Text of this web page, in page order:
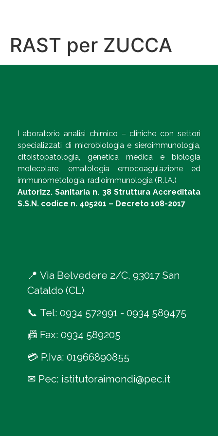
RAST per ZUCCA
Laboratorio analisi chimico – cliniche con settori
specializzati di microbiologia e sieroimmunologia,
citoistopatologia, genetica medica e biologia
molecolare, ematologia emocoagulazione ed
immunometologia, radioimmunologia (R.I.A.)
Autorizz. Sanitaria n. 38 Struttura Accreditata
S.S.N. codice n. 405201 – Decreto 108-2017
📍 Via Belvedere 2/C, 93017 San
Cataldo (CL)
📞 Tel: 0934 572991 - 0934 589475
📠 Fax: 0934 589205
💳 P.Iva: 01966890855
✉ Pec: istitutoraimondi@pec.it